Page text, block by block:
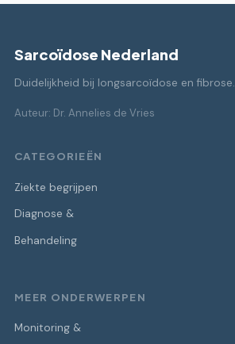
Sarcoïdose Nederland
Duidelijkheid bij longsarcoïdose en fibrose.
Auteur: Dr. Annelies de Vries
CATEGORIEËN
Ziekte begrijpen
Diagnose &
Behandeling
MEER ONDERWERPEN
Monitoring &